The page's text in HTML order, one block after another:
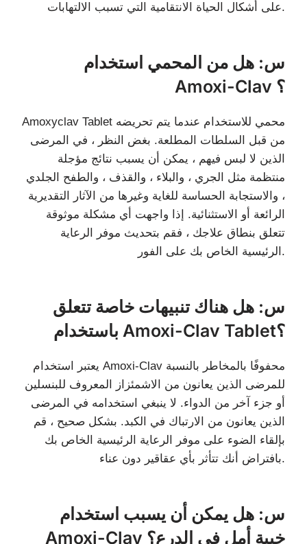
على أشكال الحياة الانتقامية التي تسبب الالتهابات.
س: هل من المحمي استخدام
Amoxi-Clav ؟
Amoxyclav Tablet محمي للاستخدام عندما يتم تحريضه
من قبل السلطات المطلعة. بغض النظر ، في المرضى
الذين لا لبس فيهم ، يمكن أن يسبب نتائج مؤجلة
منتظمة مثل الجري ، والبلاء ، والقذف ، والطفح الجلدي
، والاستجابة الحساسة للغاية وغيرها من الآثار التقديرية
الرائعة أو الاستثنائية. إذا واجهت أي مشكلة موثوقة
تتعلق بنطاق علاجك ، فقم بتحديث موفر الرعاية
الرئيسية الخاص بك على الفور.
س: هل هناك تنبيهات خاصة تتعلق
باستخدام Amoxi-Clav Tablet؟
يعتبر استخدام Amoxi-Clav محفوفًا بالمخاطر بالنسبة
للمرضى الذين يعانون من الاشمئزاز المعروف للبنسلين
أو جزء آخر من الدواء. لا ينبغي استخدامه في المرضى
الذين يعانون من الارتباك في الكبد. بشكل صحيح ، قم
بإلقاء الضوء على موفر الرعاية الرئيسية الخاص بك
بافتراض أنك تتأثر بأي عقاقير دون عناء.
س: هل يمكن أن يسبب استخدام
Amoxi-Clav خيبة أمل في الدرع؟